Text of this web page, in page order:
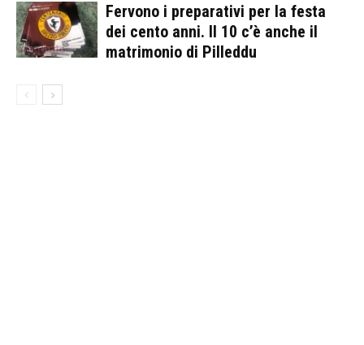
Fervono i preparativi per la festa
dei cento anni. Il 10 c’è anche il
matrimonio di Pilleddu